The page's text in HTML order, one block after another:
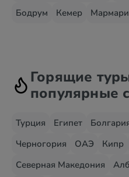
Бодрум
Кемер
Горящие
популярные
Турция Египет
Черногория
ОАЭ Кипр
Северная Македония